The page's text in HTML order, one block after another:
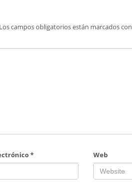
Los campos obligatorios están marcados con
* Web